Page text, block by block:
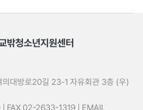
밖청소년지원센터
의대방로20길 23-1 자유회관 3층 (우)
FAX 02-2633-1319 | EMAIL